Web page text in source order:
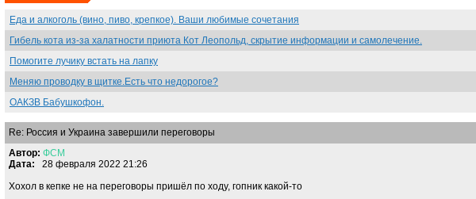
Еда и алкоголь (вино, пиво, крепкое). Ваши любимые сочетания
Гибель кота из-за халатности приюта Кот Леопольд, скрытиe информации и самолечение.
Помогите лучику встать на лапку
Меняю проводку в щитке.Есть что недорогое?
ОАКЗВ Бабушкофон.
Re: Россия и Украина завершили переговоры
Автор: ФСМ
Дата: 28 февраля 2022 21:26
Хохол в кепке не на переговоры пришёл по ходу, гопник какой-то